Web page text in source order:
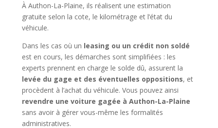
À Authon-La-Plaine, ils réalisent une estimation
gratuite selon la cote, le kilométrage et l’état du
véhicule.
Dans les cas où un leasing ou un crédit non soldé
est en cours, les démarches sont simplifiées : les
experts prennent en charge le solde dû, assurent la
levée du gage et des éventuelles oppositions, et
procèdent à l’achat du véhicule. Vous pouvez ainsi
revendre une voiture gagée à Authon-La-Plaine
sans avoir à gérer vous-même les formalités
administratives.